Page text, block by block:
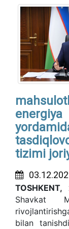
tizimi
Shavkat
bilan